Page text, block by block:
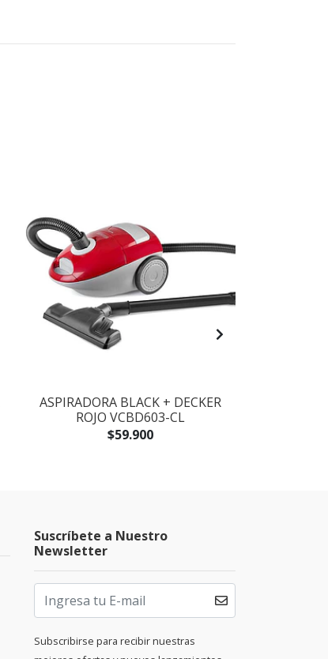
ASPIRADORA BLACK + DECKER
ROJO VCBD603-CL
$59.900
Suscríbete a Nuestro
Newsletter
Subscribirse para recibir nuestras